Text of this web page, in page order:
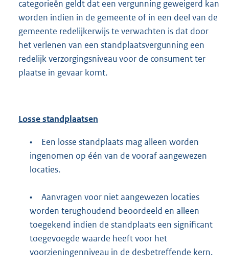
categorieën geldt dat een vergunning geweigerd kan
worden indien in de gemeente of in een deel van de
gemeente redelijkerwijs te verwachten is dat door
het verlenen van een standplaatsvergunning een
redelijk verzorgingsniveau voor de consument ter
plaatse in gevaar komt.
Losse standplaatsen
•
Een losse standplaats mag alleen worden
ingenomen op één van de vooraf aangewezen
locaties.
•
Aanvragen voor niet aangewezen locaties
worden terughoudend beoordeeld en alleen
toegekend indien de standplaats een significant
toegevoegde waarde heeft voor het
voorzieningenniveau in de desbetreffende kern.